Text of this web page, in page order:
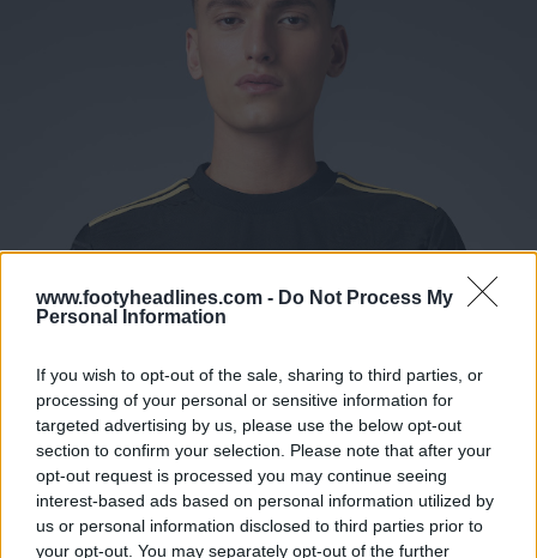
www.footyheadlines.com - Do Not Process My
Personal Information
If you wish to opt-out of the sale, sharing to third parties, or
processing of your personal or sensitive information for
targeted advertising by us, please use the below opt-out
section to confirm your selection. Please note that after your
opt-out request is processed you may continue seeing
interest-based ads based on personal information utilized by
us or personal information disclosed to third parties prior to
your opt-out. You may separately opt-out of the further